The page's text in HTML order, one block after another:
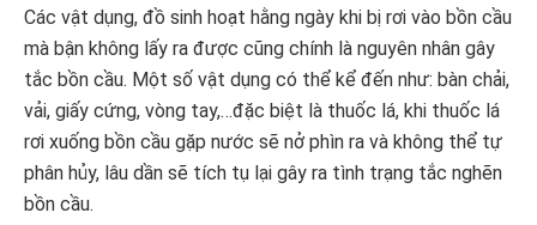
Các vật dụng, đồ sinh hoạt hằng ngày khi bị rơi vào bồn cầu
mà bận không lấy ra được cũng chính là nguyên nhân gây
tắc bồn cầu. Một số vật dụng có thể kể đến như: bàn chải,
vải, giấy cứng, vòng tay,…đặc biệt là thuốc lá, khi thuốc lá
rơi xuống bồn cầu gặp nước sẽ nở phìn ra và không thể tự
phân hủy, lâu dần sẽ tích tụ lại gây ra tình trạng tắc nghẽn
bồn cầu.